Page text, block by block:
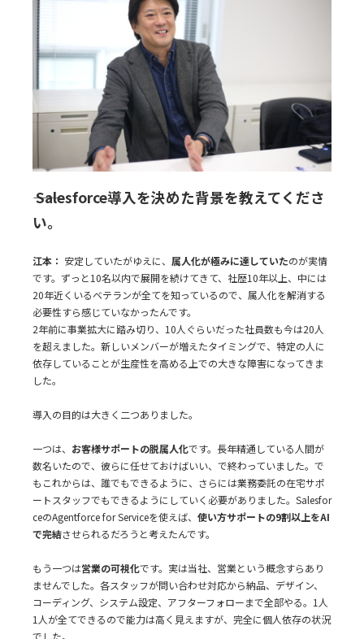
―― Salesforce導入を決めた背景を教えてくださ
い。
江本： 安定していたがゆえに、 属人化が極みに達していたのが実情
です。ずっと10名以内で展開を続けてきて、社歴10年以上、中には
20年近くいるベテランが全てを知っているので、属人化を解消する
必要性すら感じていなかったんです。
2年前に事業拡大に踏み切り、10人ぐらいだった社員数も今は20人
を超えました。新しいメンバーが増えたタイミングで、特定の人に
依存していることが生産性を高める上での大きな障害になってきま
した。
導入の目的は大きく二つありました。
一つは、 お客様サポートの脱属人化です。長年精通している人間が
数名いたので、彼らに任せておけばいい、で終わっていました。で
もこれからは、誰でもできるように、さらには業務委託の在宅サポ
ートスタッフでもできるようにしていく必要がありました。Salesfor
ceのAgentforce for Serviceを使えば、 使い方サポートの9割以上をAI
で完結させられるだろうと考えたんです。
もう一つは営業の可視化です。実は当社、営業という概念すらあり
ませんでした。各スタッフが問い合わせ対応から納品、デザイン、
コーディング、システム設定、アフターフォローまで全部やる。1人
1人が全てできるので能力は高く見えますが、完全に個人依存の状況
でした。